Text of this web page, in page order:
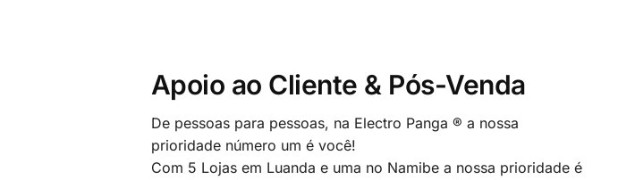
Apoio ao Cliente & Pós-Venda
De pessoas para pessoas, na Electro Panga ® a nossa
prioridade número um é você!
Com 5 Lojas em Luanda e uma no Namibe a nossa prioridade é